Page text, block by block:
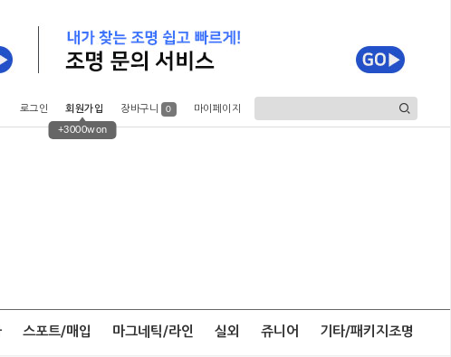
로그인 회원가입
+3000won
장바구니 0 마이페이지
스포트/매입 마그네틱/라인 실외 쥬니어 기타/패키지조명